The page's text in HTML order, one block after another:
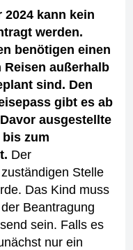
2024 kann kein
werden.
benötigen einen
Reisen außerhalb
sind. Den
gibt es ab
ausgestellte
zum
Der
Stelle
Das Kind muss
Beantragung
sein. Falls es
nur ein